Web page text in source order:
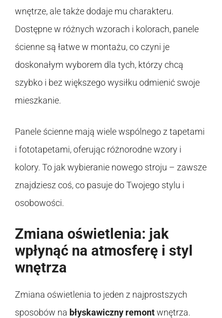
wnętrze, ale także dodaje mu charakteru.
Dostępne w różnych wzorach i kolorach, panele
ścienne są łatwe w montażu, co czyni je
doskonałym wyborem dla tych, którzy chcą
szybko i bez większego wysiłku odmienić swoje
mieszkanie.
Panele ścienne mają wiele wspólnego z tapetami
i fototapetami, oferując różnorodne wzory i
kolory. To jak wybieranie nowego stroju – zawsze
znajdziesz coś, co pasuje do Twojego stylu i
osobowości.
Zmiana oświetlenia: jak
wpłynąć na atmosferę i styl
wnętrza
Zmiana oświetlenia to jeden z najprostszych
sposobów na błyskawiczny remontwnętrza.